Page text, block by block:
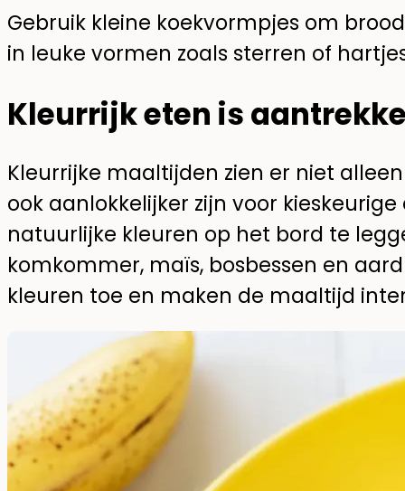
Gebruik kleine koekvormpjes om
in leuke vormen zoals sterren of
Kleurrijk eten is
Kleurrijke maaltijden zien er niet
ook aanlokkelijker zijn voor
natuurlijke kleuren op het bord te
komkommer, maïs, bosbessen en
kleuren toe en maken de maaltijd